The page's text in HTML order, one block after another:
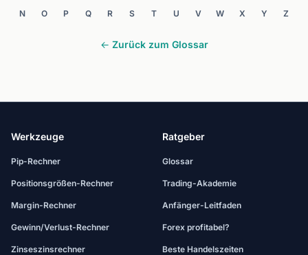
N O P Q R S T U V W X Y Z
← Zurück zum Glossar
Werkzeuge
Pip-Rechner
Positionsgrößen-Rechner
Margin-Rechner
Gewinn/Verlust-Rechner
Zinseszinsrechner
Ratgeber
Glossar
Trading-Akademie
Anfänger-Leitfaden
Forex profitabel?
Beste Handelszeiten